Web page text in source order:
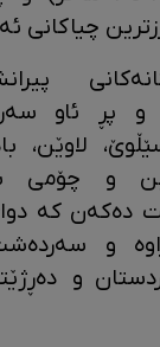
چیاکانی
پڕ ئاو
لاوێن،
و چۆمی
دەکەن کە
و
و